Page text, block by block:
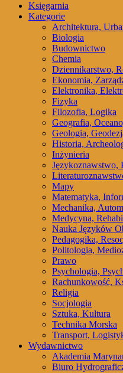
Księgarnia
Kategorie
Architektura,
Biologia
Budownictwo
Chemia
Dziennikarstwo,
Ekonomia,
Elektronika,
Fizyka
Filozofia, Logika
Geografia,
Geologia,
Historia,
Inżynieria
Językoznawstwo,
Mapy
Matematyka,
Mechanika,
Medycyna,
Nauka Języków
Pedagogika,
Politologia,
Prawo
Psychologia,
Rachunkowość,
Religia
Socjologia
Sztuka, Kultura
Technika Morska
Transport,
Wydawnictwo
Akademia
Biuro